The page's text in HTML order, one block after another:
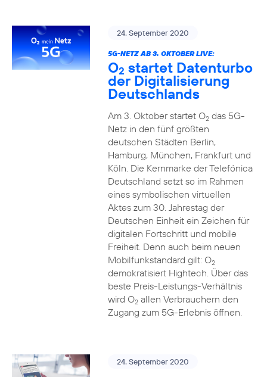
24. September 2020
5G-NETZ AB 3. OKTOBER LIVE:
O2 startet Datenturbo
der Digitalisierung
Deutschlands
Am 3. Oktober startet O2das 5G-
Netz in den fünf größten
deutschen Städten Berlin,
Hamburg, München, Frankfurt und
Köln. Die Kernmarke der Telefónica
Deutschland setzt so im Rahmen
eines symbolischen virtuellen
Aktes zum 30. Jahrestag der
Deutschen Einheit ein Zeichen für
digitalen Fortschritt und mobile
Freiheit. Denn auch beim neuen
Mobilfunkstandard gilt: O2
demokratisiert Hightech. Über das
beste Preis-Leistungs-Verhältnis
wird O2allen Verbrauchern den
Zugang zum 5G-Erlebnis öffnen.
24. September 2020